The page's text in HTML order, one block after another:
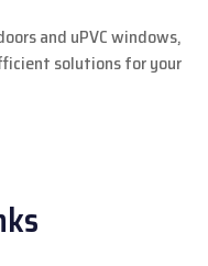
and uPVC windows,
solutions for your